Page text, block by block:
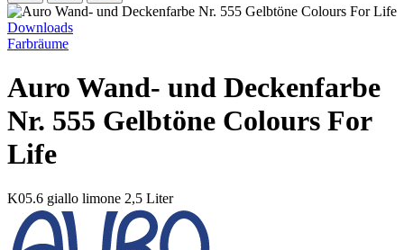
Downloads
Farbräume
Auro Wand- und Deckenfarbe
Nr. 555 Gelbtöne Colours For
Life
K05.6 giallo limone 2,5 Liter